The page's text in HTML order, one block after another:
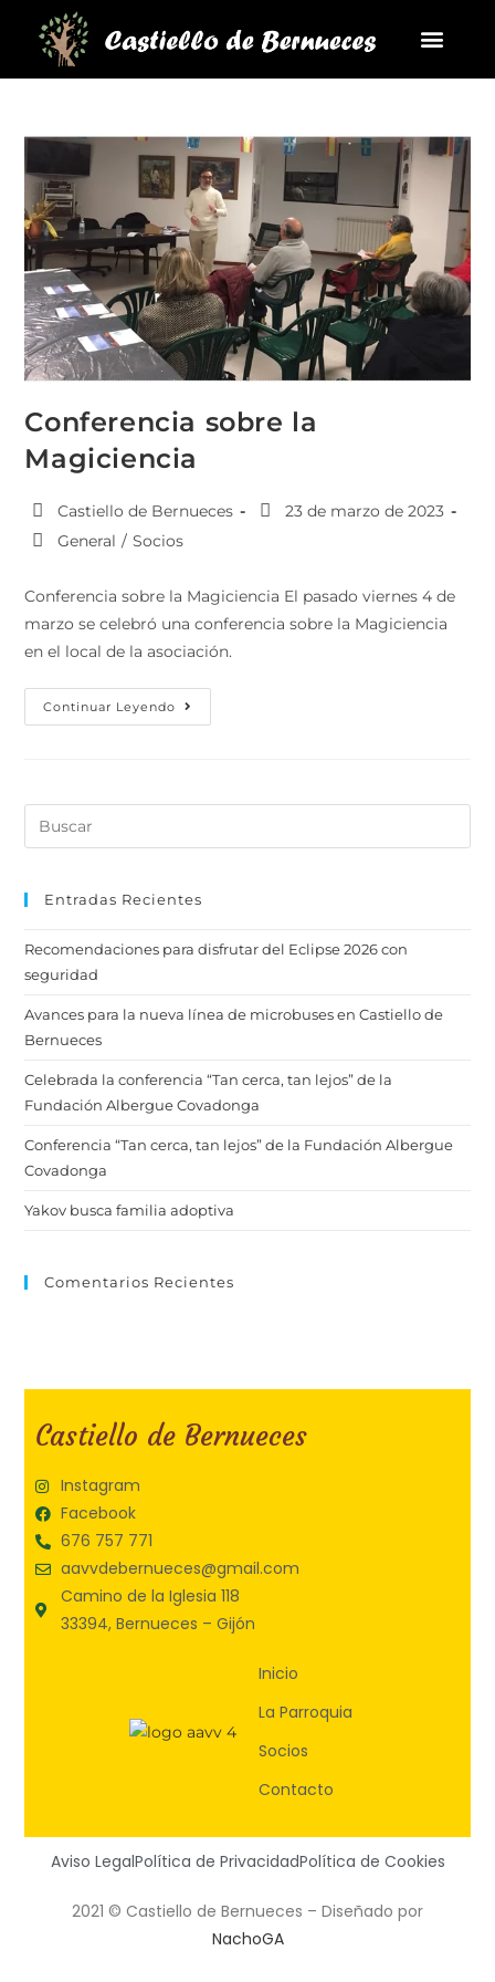
Conferencia sobre la
Magiciencia
Castiello de Bernueces
23 de marzo de 2023
General / Socios
Conferencia sobre la Magiciencia El pasado viernes 4 de
marzo se celebró una conferencia sobre la Magiciencia
en el local de la asociación.
Continuar Leyendo
Entradas Recientes
Recomendaciones para disfrutar del Eclipse 2026 con
seguridad
Avances para la nueva línea de microbuses en Castiello de
Bernueces
Celebrada la conferencia “Tan cerca, tan lejos” de la
Fundación Albergue Covadonga
Conferencia “Tan cerca, tan lejos” de la Fundación Albergue
Covadonga
Yakov busca familia adoptiva
Comentarios Recientes
Castiello de Bernueces
Instagram
Facebook
676 757 771
aavvdebernueces@gmail.com
Camino de la Iglesia 118
33394, Bernueces – Gijón
Inicio
La Parroquia
Socios
Contacto
2021 © Castiello de Bernueces – Diseñado por
NachoGA
Aviso LegalPolítica de PrivacidadPolítica de Cookies